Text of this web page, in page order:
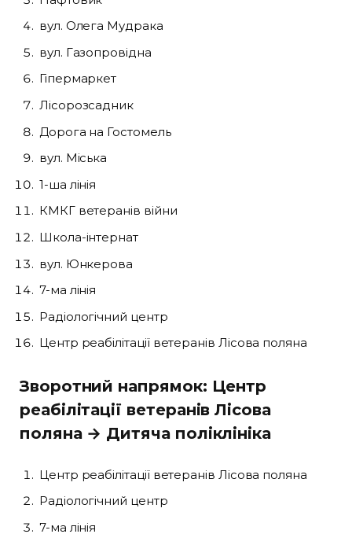
вул. Олега Мудрака
вул. Газопровідна
Гіпермаркет
Лісорозсадник
Дорога на Гостомель
вул. Міська
1-ша лінія
КМКГ ветеранів війни
Школа-інтернат
вул. Юнкерова
7-ма лінія
Радіологічний центр
Центр реабілітації ветеранів Лісова поляна
Зворотний напрямок: Центр
реабілітації ветеранів Лісова
поляна → Дитяча поліклініка
Центр реабілітації ветеранів Лісова поляна
Радіологічний центр
7-ма лінія